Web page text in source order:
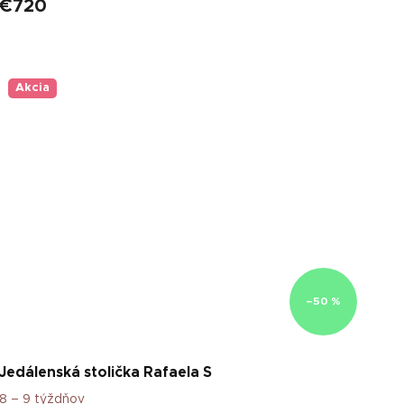
€720
Akcia
–50 %
Jedálenská stolička Rafaela S
8 – 9 týždňov